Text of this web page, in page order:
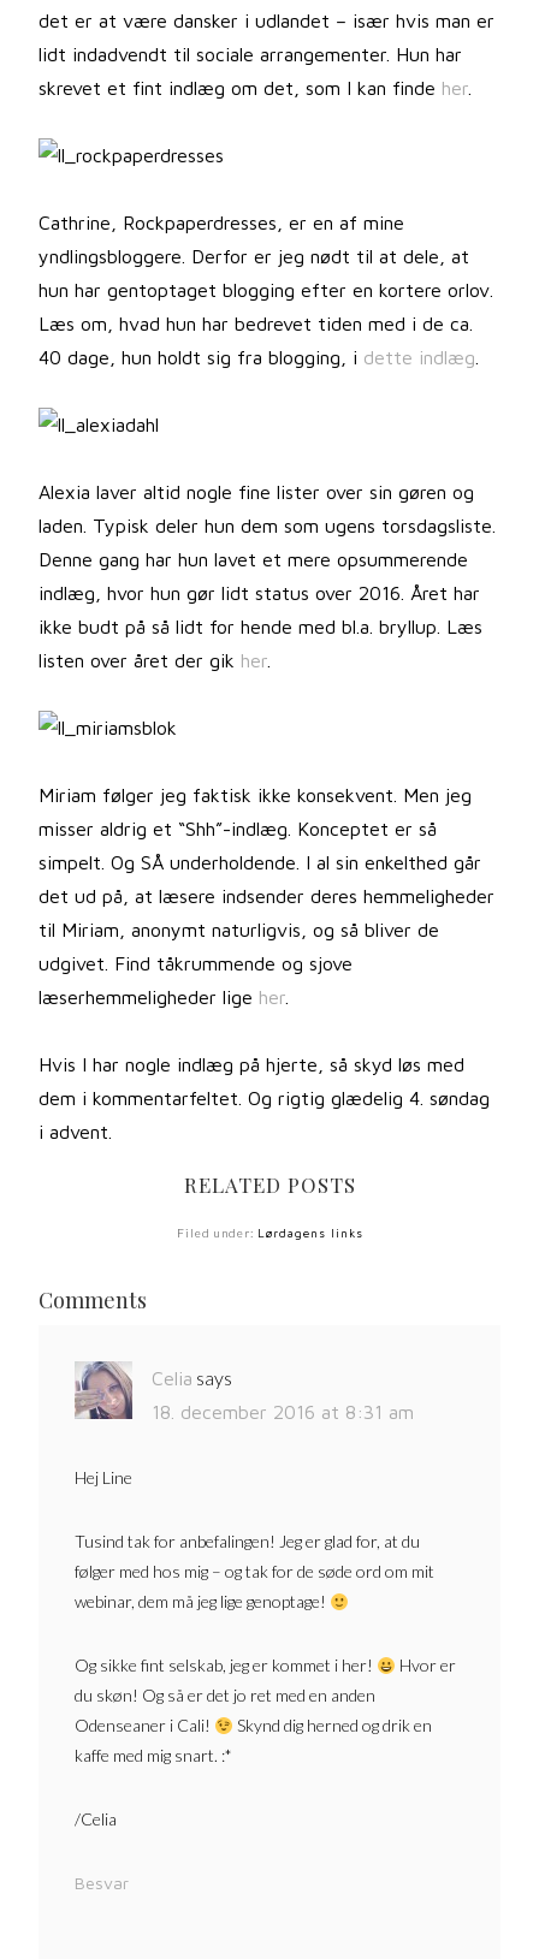
det er at være dansker i udlandet – især hvis man er
lidt indadvendt til sociale arrangementer. Hun har
skrevet et fint indlæg om det, som I kan finde her
Cathrine, Rockpaperdresses, er en af mine
yndlingsbloggere. Derfor er jeg nødt til at dele, at
hun har gentoptaget blogging efter en kortere orlov.
Læs om, hvad hun har bedrevet tiden med i de ca.
40 dage, hun holdt sig fra blogging, i dette indlæg
Alexia laver altid nogle fine lister over sin gøren og
laden. Typisk deler hun dem som ugens torsdagsliste.
Denne gang har hun lavet et mere opsummerende
indlæg, hvor hun gør lidt status over 2016. Året har
ikke budt på så lidt for hende med bl.a. bryllup. Læs
listen over året der gik her
Miriam følger jeg faktisk ikke konsekvent. Men jeg
misser aldrig et “Shh”-indlæg. Konceptet er så
simpelt. Og SÅ underholdende. I al sin enkelthed går
det ud på, at læsere indsender deres hemmeligheder
til Miriam, anonymt naturligvis, og så bliver de
udgivet. Find tåkrummende og sjove
læserhemmeligheder lige her
Hvis I har nogle indlæg på hjerte, så skyd løs med
dem i kommentarfeltet. Og rigtig glædelig 4. søndag
i advent.
RELATED POSTS
Filed under: Lørdagens links
Comments
Celia says
18. december 2016 at 8:31 am
Hej Line
Tusind tak for anbefalingen! Jeg er glad for, at du
følger med hos mig – og tak for de søde ord om mit
webinar, dem må jeg lige genoptage!
Og sikke fint selskab, jeg er kommet i her!
Hvor er
du skøn! Og så er det jo ret med en anden
Odenseaner i Cali!
Skynd dig herned og drik en
kaffe med mig snart. :*
/Celia
Besvar